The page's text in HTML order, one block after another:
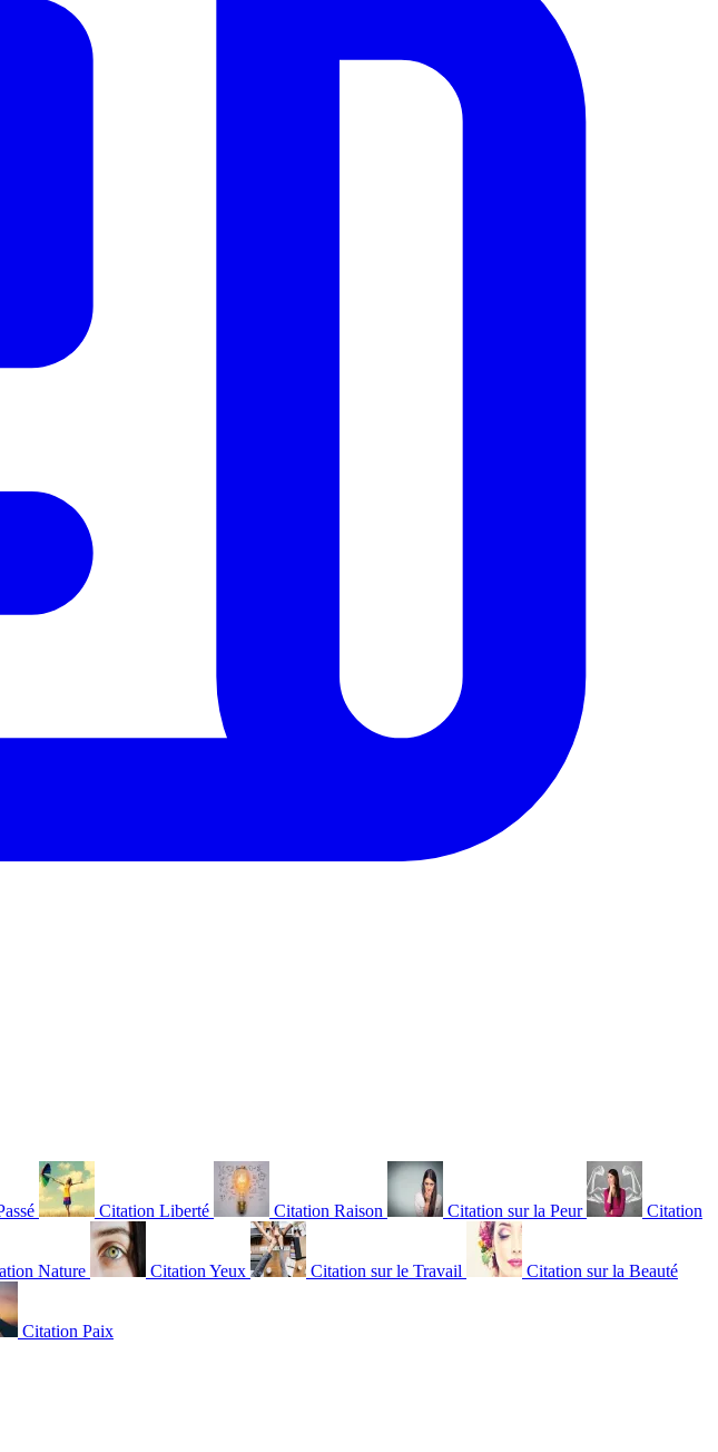
Citation Liberté Citation Raison Citation sur la Peur Citation
Nature Citation Yeux Citation sur le Travail Citation sur la Beauté
Citation Paix